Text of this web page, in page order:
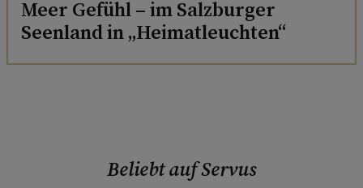
Meer Gefühl – im Salzburger
Seenland in „Heimatleuchten“
Beliebt auf Servus